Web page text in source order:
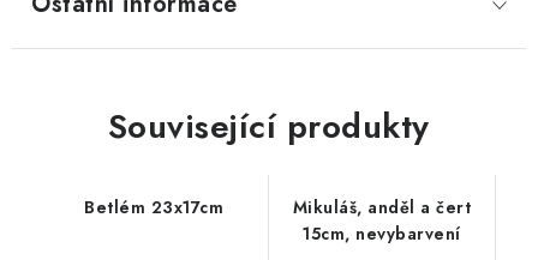
Související produkty
Betlém 23x17cm
Mikuláš, anděl a čert
15cm, nevybarvení